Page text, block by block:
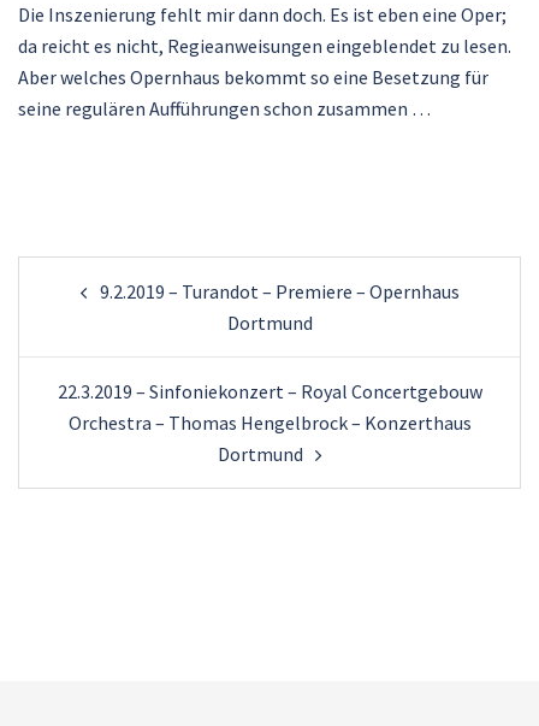
Die Inszenierung fehlt mir dann doch. Es ist eben eine Oper;
da reicht es nicht, Regieanweisungen eingeblendet zu lesen.
Aber welches Opernhaus bekommt so eine Besetzung für
seine regulären Aufführungen schon zusammen …
9.2.2019 – Turandot – Premiere – Opernhaus
Dortmund
22.3.2019 – Sinfoniekonzert – Royal Concertgebouw
Orchestra – Thomas Hengelbrock – Konzerthaus
Dortmund